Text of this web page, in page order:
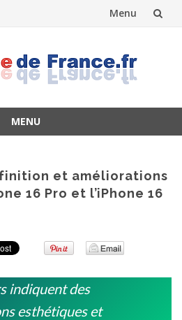
Menu
MENU
et améliorations
16 Pro et l’iPhone 16
indiquent des
esthétiques et